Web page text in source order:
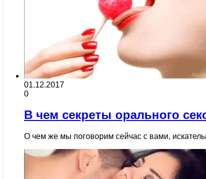
01.12.2017
0
В чем секреты орального
О чем же мы поговорим сейчас с вами,